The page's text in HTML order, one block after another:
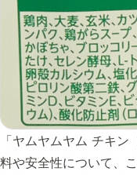
「ヤムヤムヤム チキ
料や安全性について、